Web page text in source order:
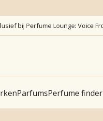
bij Perfume Lounge: Voice
ParfumsPerfume finder